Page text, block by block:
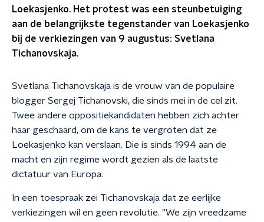
Loekasjenko. Het protest was een steunbetuiging
aan de belangrijkste tegenstander van Loekasjenko
bij de verkiezingen van 9 augustus: Svetlana
Tichanovskaja.
Svetlana Tichanovskaja is de vrouw van de populaire
blogger Sergej Tichanovski, die sinds mei in de cel zit.
Twee andere oppositiekandidaten hebben zich achter
haar geschaard, om de kans te vergroten dat ze
Loekasjenko kan verslaan. Die is sinds 1994 aan de
macht en zijn regime wordt gezien als de laatste
dictatuur van Europa.
In een toespraak zei Tichanovskaja dat ze eerlijke
verkiezingen wil en geen revolutie. "We zijn vreedzame